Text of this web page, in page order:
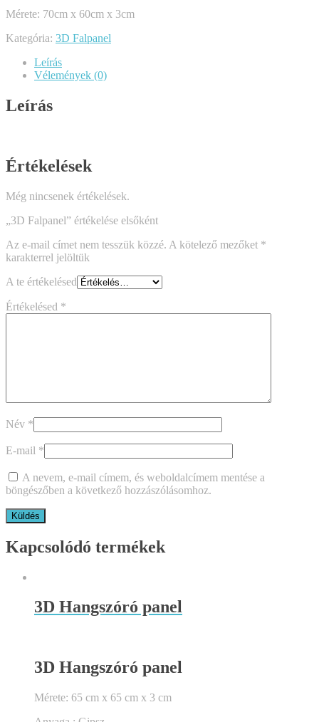
Mérete: 70cm x 60cm x 3cm
Kategória: 3D Falpanel
Leírás
Vélemények (0)
Leírás
Értékelések
Még nincsenek értékelések.
„3D Falpanel” értékelése elsőként
Az e-mail címet nem tesszük közzé. A kötelező mezőket *
karakterrel jelöltük
A te értékelésed
Értékelésed *
Név *
E-mail *
A nevem, e-mail címem, és weboldalcímem mentése a
böngészőben a következő hozzászólásomhoz.
Kapcsolódó termékek
3D Hangszóró panel
3D Hangszóró panel
Mérete: 65 cm x 65 cm x 3 cm